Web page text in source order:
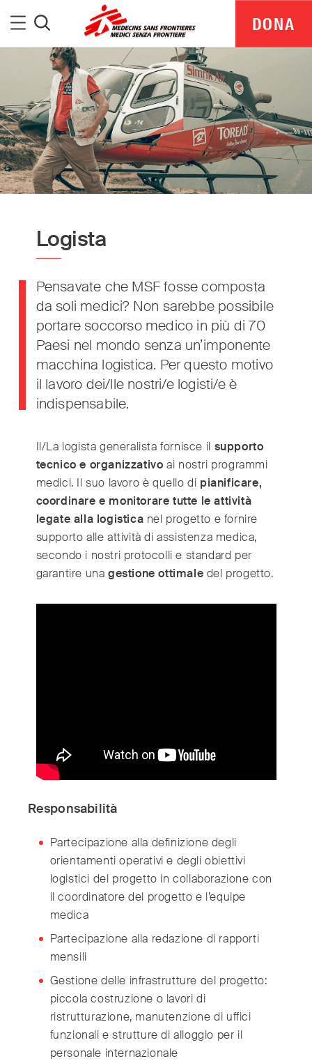
Menu
DONA
Logista
Pensavate che MSF fosse composta
da soli medici? Non sarebbe possibile
portare soccorso medico in più di 70
Paesi nel mondo senza un’imponente
macchina logistica. Per questo motivo
il lavoro dei/lle nostri/e logisti/e è
indispensabile.
Il/La logista generalista fornisce il supporto
tecnico e organizzativo ai nostri programmi
medici. Il suo lavoro è quello di pianificare,
coordinare e monitorare tutte le attività
legate alla logistica nel progetto e fornire
supporto alle attività di assistenza medica,
secondo i nostri protocolli e standard per
garantire unagestione ottimale del progetto.
Responsabilità
Partecipazione alla definizione degli
orientamenti operativi e degli obiettivi
logistici del progetto in collaborazione con
il coordinatore del progetto e l’equipe
medica
Partecipazione alla redazione di rapporti
mensili
Gestione delle infrastrutture del progetto:
piccola costruzione o lavori di
ristrutturazione, manutenzione di uffici
funzionali e strutture di alloggio per il
personale internazionale
MSF Italia is part of a global network delivering
medical aid where it is needed most.
Independent. Neutral. Impartial.
International (English)
Argentina (Español)
Australia (English)
Belgium (Nederlands/Français)
Brazil (Português)
Canada (English/Français)
Czech Republic (Česky/English)
Denmark (Dansk)
France (Français)
Germany (Deutsch)
Hong Kong (繁體中文)
Myanmar (English/ မြန်မာစာ)
Netherlands
Russia (Русский)
South Africa (English)
South East Asia (汉语/English)
South Korea (한국어)
Spain (Español)
Sweden (Svenska)
Switzerland (Deutsch/Français)
Turkey (Türkiye)
United Kingdom (English)
United Arab Emirates
(English)